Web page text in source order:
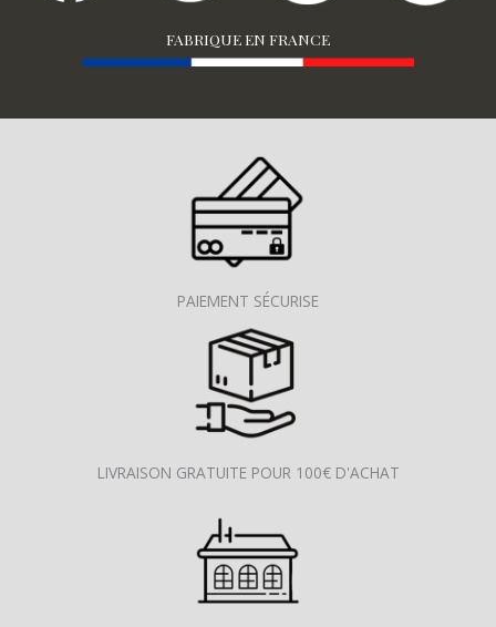
FABRIQUE EN FRANCE
PAIEMENT SÉCURISE
LIVRAISON GRATUITE POUR 100€ D'ACHAT